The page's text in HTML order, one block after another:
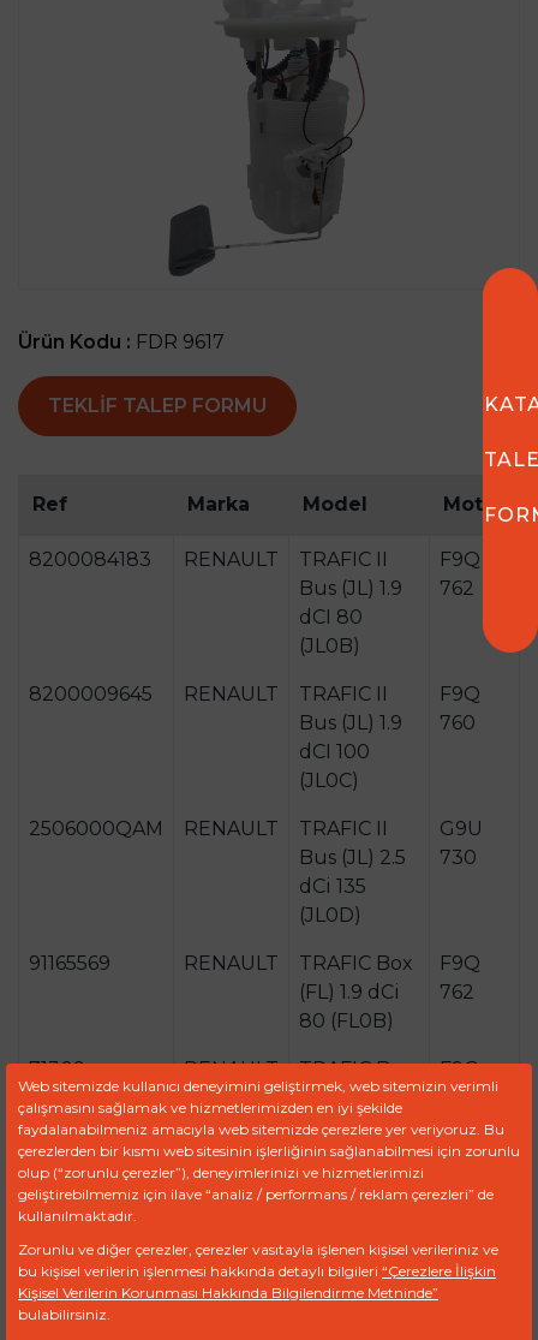
Ürün Kodu : FDR 9617
TEKLIF TALEP FORMU
Ref Marka Model Motor
8200084183 RENAULT
TRAFIC II
Bus (JL) 1.9
dCI 80
(JL0B)
F9Q
762
8200009645 RENAULT
TRAFIC II
Bus (JL) 1.9
dCI 100
(JL0C)
F9Q
760
2506000QAM RENAULT
TRAFIC II
Bus (JL) 2.5
dCi 135
(JL0D)
G9U
730
91165569 RENAULT
TRAFIC Box
(FL) 1.9 dCi
80 (FL0B)
F9Q
762
71309 RENAULT
TRAFIC Box
(FL) 1.9 dCi
100 (FL0C)
F9Q
760
RENAULT
TRAFIC Box
(FL) 2.5 dCi
730
RENAULT
Web sitemizde kullanıcı deneyimini geliştirmek, web sitemizin verimli
çalışmasını sağlamak ve hizmetlerimizden en iyi şekilde
faydalanabilmeniz amacıyla web sitemizde çerezlere yer veriyoruz. Bu
çerezlerden bir kısmı web sitesinin işlerliğinin sağlanabilmesi için zorunlu
olup (“zorunlu çerezler”), deneyimlerinizi ve hizmetlerimizi
geliştirebilmemiz için ilave “analiz / performans / reklam çerezleri” de
kullanılmaktadır.
Zorunlu ve diğer çerezler, çerezler vasıtayla işlenen kişisel verileriniz ve
bu kişisel verilerin işlenmesi hakkında detaylı bilgileri “Çerezlere İlişkin
Kişisel Verilerin Korunması Hakkında Bilgilendirme Metninde”
bulabilirsiniz.